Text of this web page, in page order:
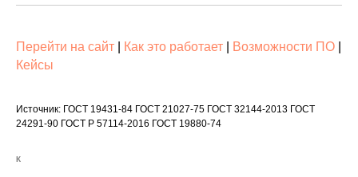
Перейти на сайт Как это работает Возможности ПО
Кейсы
Источник: ГОСТ 19431-84 ГОСТ 21027-75 ГОСТ 32144-2013 ГОСТ
24291-90 ГОСТ Р 57114-2016 ГОСТ 19880-74
К